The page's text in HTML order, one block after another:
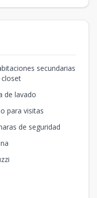
secundarias
de lavado
para visitas
de seguridad